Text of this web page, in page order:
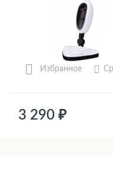
Избранное
3 290 ₽